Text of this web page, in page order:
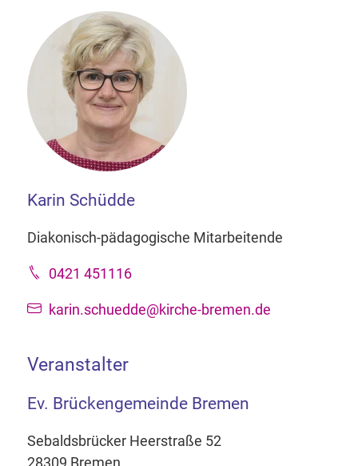
Karin Schüdde
Diakonisch-pädagogische Mitarbeitende
0421 451116
karin.schuedde@kirche-bremen.de
Veranstalter
Ev. Brückengemeinde Bremen
Sebaldsbrücker Heerstraße 52
28309 Bremen